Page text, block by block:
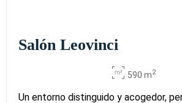
Salón Leovinci
590 m2
Un entorno distinguido y acogedor,